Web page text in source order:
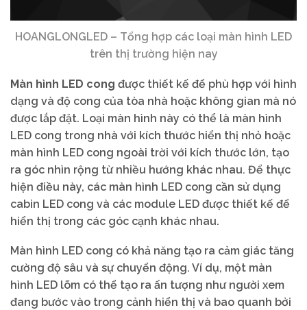
HOANGLONGLED – Tổng hợp các loại màn hình LED
trên thị trường hiện nay
Màn hình LED cong được thiết kế để phù hợp với hình
dạng và độ cong của tòa nhà hoặc không gian mà nó
được lắp đặt. Loại màn hình này có thể là màn hình
LED cong trong nhà với kích thước hiển thị nhỏ hoặc
màn hình LED cong ngoài trời với kích thước lớn, tạo
ra góc nhìn rộng từ nhiều hướng khác nhau. Để thực
hiện điều này, các màn hình LED cong cần sử dụng
cabin LED cong và các module LED được thiết kế để
hiển thị trong các góc cạnh khác nhau.
Màn hình LED cong có khả năng tạo ra cảm giác tăng
cường độ sâu và sự chuyển động. Ví dụ, một màn
hình LED lõm có thể tạo ra ấn tượng như người xem
đang bước vào trong cảnh hiển thị và bao quanh bởi